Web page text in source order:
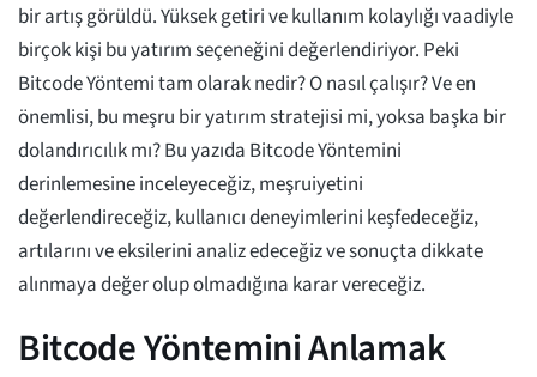
bir artış görüldü. Yüksek getiri ve kullanım kolaylığı vaadiyle
birçok kişi bu yatırım seçeneğini değerlendiriyor. Peki
Bitcode Yöntemi tam olarak nedir? O nasıl çalışır? Ve en
önemlisi, bu meşru bir yatırım stratejisi mi, yoksa başka bir
dolandırıcılık mı? Bu yazıda Bitcode Yöntemini
derinlemesine inceleyeceğiz, meşruiyetini
değerlendireceğiz, kullanıcı deneyimlerini keşfedeceğiz,
artılarını ve eksilerini analiz edeceğiz ve sonuçta dikkate
alınmaya değer olup olmadığına karar vereceğiz.
Bitcode Yöntemini Anlamak